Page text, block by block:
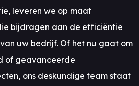
leveren we op maat
bijdragen aan de efficiëntie
uw bedrijf. Of het nu gaat om
of geavanceerde
ons deskundige team staat